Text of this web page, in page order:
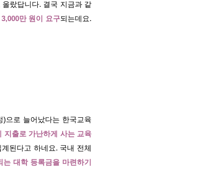
랐답니다. 결국 지금과 같
만 원이 요구되는데요.
)으로 늘어났다는 한국교육
지출로 가난하게 사는 교육
된다고 하네요. 국내 전체
는 대학 등록금을 마련하기